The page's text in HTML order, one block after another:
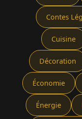
Contes
Cuisine
Décoration
Économie
Énergie